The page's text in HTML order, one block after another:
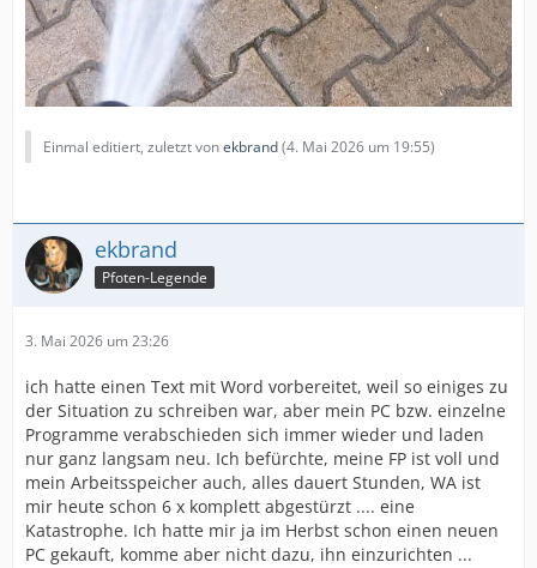
Einmal editiert, zuletzt vonekbrand(4. Mai 2026 um 19:55)
ekbrand
Pfoten-Legende
3. Mai 2026 um 23:26
ich hatte einen Text mit Word vorbereitet, weil so einiges zu
der Situation zu schreiben war, aber mein PC bzw. einzelne
Programme verabschieden sich immer wieder und laden
nur ganz langsam neu. Ich befürchte, meine FP ist voll und
mein Arbeitsspeicher auch, alles dauert Stunden, WA ist
mir heute schon 6 x komplett abgestürzt .... eine
Katastrophe. Ich hatte mir ja im Herbst schon einen neuen
PC gekauft, komme aber nicht dazu, ihn einzurichten ...